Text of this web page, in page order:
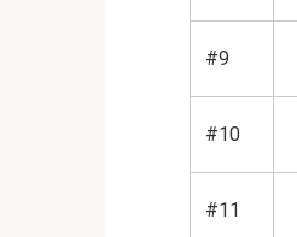
#9
#10
#11